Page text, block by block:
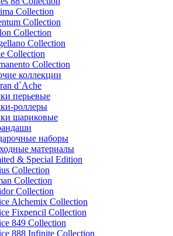
Collection
Collection
Collection
Collection
Collection
Collection
коллекции
d`Ache
перьевые
роллеры
шариковые
наборы
материалы
& Special Edition
Collection
Collection
Collection
Alchemix Collection
Fixpencil Collection
849 Collection
888 Infinite Collection